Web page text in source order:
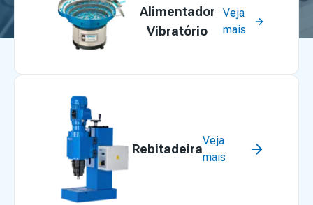
Alimentador
Vibratório
Veja
mais
Rebitadeira
Veja
mais